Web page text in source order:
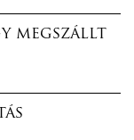
megszállt